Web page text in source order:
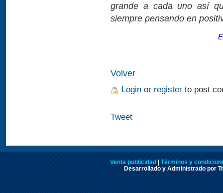
grande a cada uno así
siempre pensando en
Volver
Login or register to post
Tweet
Venta publicidad
Términos y
Desarrollado y Administrado por